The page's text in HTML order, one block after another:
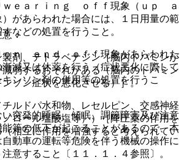
：
剤、テトラベナジン［脳内ドパミンが
弱するおそれがある（脳内のドパミン
ソン症状を悪化させる）］。
ルドパ水和物、レセルピン、交感神経
ロール塩酸塩等））［降圧薬の作用を
相互に作用を増強すると考えられてい
ｅａｒｉｎｇ ｏｆｆ現象（ｕｐ ａ
があらわれた場合には、１日用量の範
などの処置を行うこと。
ｏｎ ａｎｄ ｏｆｆ現象があらわれた
減又は休薬を行う（症状悪化に際して
ンソン剤の併用等の処置を行うこ
突発的睡眠、傾眠、調節障害及び注意
等の低下が起こることがあるので、本
動車の運転等危険を伴う機械の操作に
意すること〔１１．１．４参照〕。